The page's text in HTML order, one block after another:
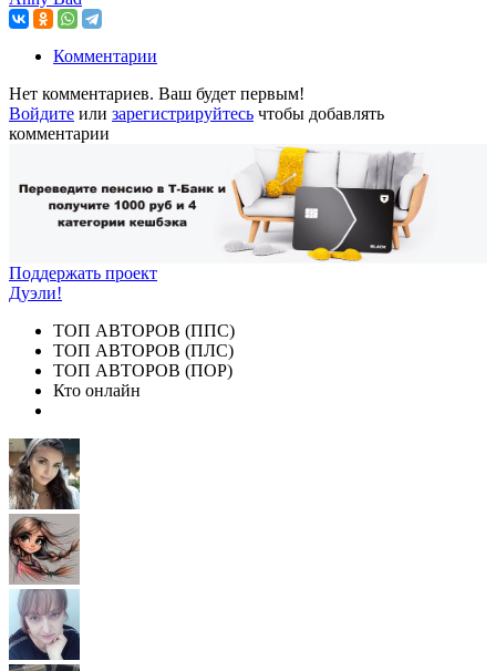
Комментарии
Нет комментариев. Ваш будет первым!
Войдите или зарегистрируйтесь чтобы добавлять
комментарии
Поддержать проект
Дуэли!
ТОП АВТОРОВ (ППС)
ТОП АВТОРОВ (ПЛС)
ТОП АВТОРОВ (ПОР)
Кто онлайн